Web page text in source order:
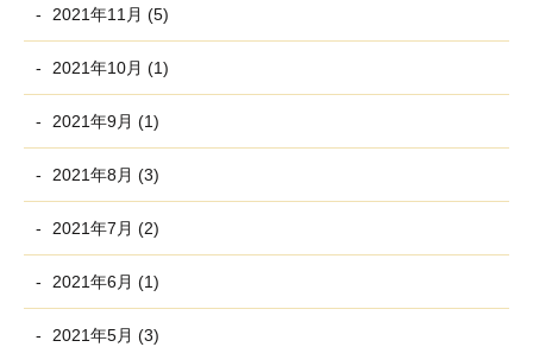
2021年11月 (5)
2021年10月 (1)
2021年9月 (1)
2021年8月 (3)
2021年7月 (2)
2021年6月 (1)
2021年5月 (3)